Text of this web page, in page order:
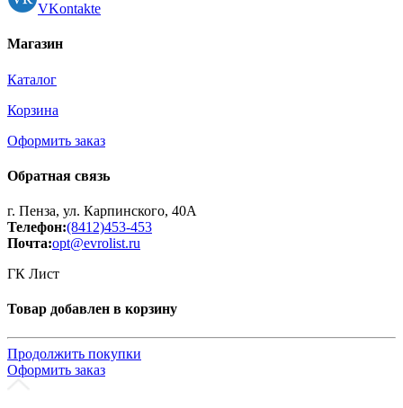
VKontakte
Магазин
Каталог
Корзина
Оформить заказ
Обратная связь
г. Пенза, ул. Карпинского, 40А
Телефон:(8412)453-453
Почта:opt@evrolist.ru
ГК Лист
Товар добавлен в корзину
Продолжить покупки
Оформить заказ